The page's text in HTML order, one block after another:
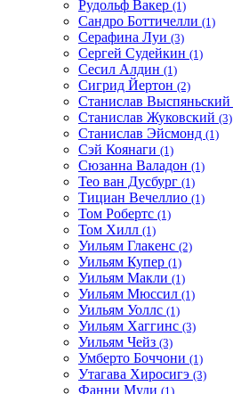
Рудольф Вакер (1)
Сандро Боттичелли (1)
Серафина Луи (3)
Сергей Судейкин (1)
Сесил Алдин (1)
Сигрид Йертон (2)
Станислав Выспяньский
Станислав Жуковский (3)
Станислав Эйсмонд (1)
Сэй Коянаги (1)
Сюзанна Валадон (1)
Тео ван Дусбург (1)
Тициан Вечеллио (1)
Том Робертс (1)
Том Хилл (1)
Уильям Глакенс (2)
Уильям Купер (1)
Уильям Макли (1)
Уильям Мюссил (1)
Уильям Уоллс (1)
Уильям Хаггинс (3)
Уильям Чейз (3)
Умберто Боччони (1)
Утагава Хиросигэ (3)
Фанни Муди (1)